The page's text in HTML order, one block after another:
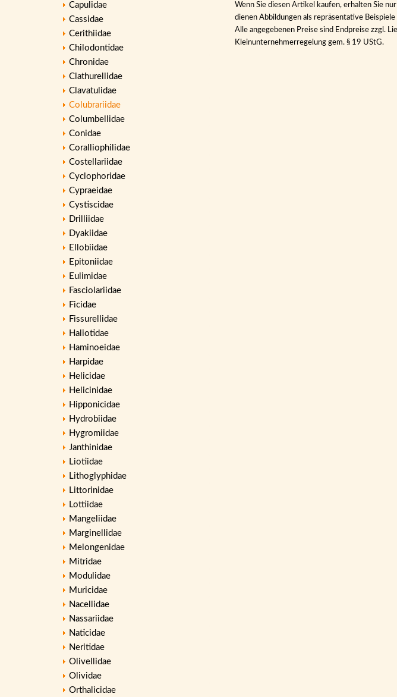
Capulidae
Cassidae
Cerithiidae
Chilodontidae
Chronidae
Clathurellidae
Clavatulidae
Colubrariidae
Columbellidae
Conidae
Coralliophilidae
Costellariidae
Cyclophoridae
Cypraeidae
Cystiscidae
Drilliidae
Dyakiidae
Ellobiidae
Epitoniidae
Eulimidae
Fasciolariidae
Ficidae
Fissurellidae
Haliotidae
Haminoeidae
Harpidae
Helicidae
Helicinidae
Hipponicidae
Hydrobiidae
Hygromiidae
Janthinidae
Liotiidae
Lithoglyphidae
Littorinidae
Lottiidae
Mangeliidae
Marginellidae
Melongenidae
Mitridae
Modulidae
Muricidae
Nacellidae
Nassariidae
Naticidae
Neritidae
Olivellidae
Olividae
Orthalicidae
Wenn Sie diesen Artikel kaufen, erhalten Sie
dienen Abbildungen als repräsentative
Alle angegebenen Preise sind Endpreise zzgl.
Kleinunternehmerregelung gem. § 19 UStG.